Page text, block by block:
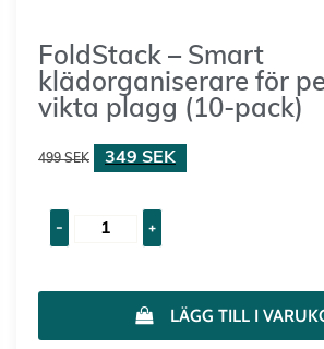
FoldStack – Smart
klädorganiserare för
vikta plagg (10-pack)
499SEK 349 SEK
- +
LÄGG TILL I